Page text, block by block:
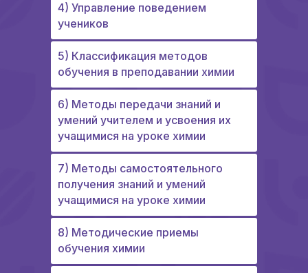
8) Методические приемы
обучения химии
7) Методы самостоятельного
получения знаний и умений
учащимися на уроке химии
6) Методы передачи знаний и
умений учителем и усвоения их
учащимися на уроке химии
5) Классификация методов
обучения в преподавании химии
4) Управление поведением
учеников